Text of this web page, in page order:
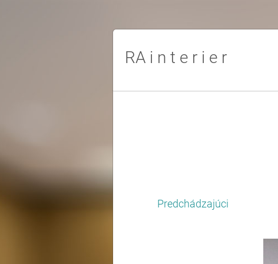
RA i n t e r i e r
Predchádzajúci